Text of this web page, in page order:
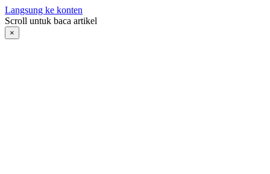
Langsung ke konten
Scroll untuk baca artikel
×